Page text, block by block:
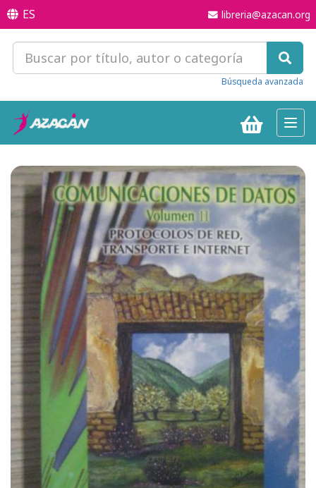
ES libreria@azacan.org
Búsqueda avanzada